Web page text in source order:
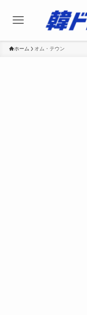
ホーム オム・テウン